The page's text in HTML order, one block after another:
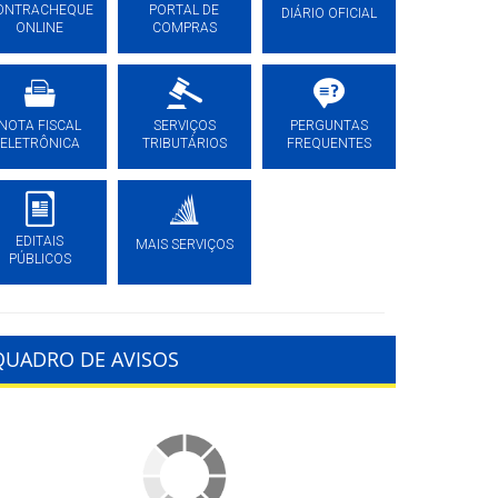
ONLINE
PORTAL DE
COMPRAS
DIÁRIO OFICIAL
FISCAL
ELETRÔNICA
SERVIÇOS
TRIBUTÁRIOS
PERGUNTAS
FREQUENTES
EDITAIS
PÚBLICOS
MAIS SERVIÇOS
DE AVISOS